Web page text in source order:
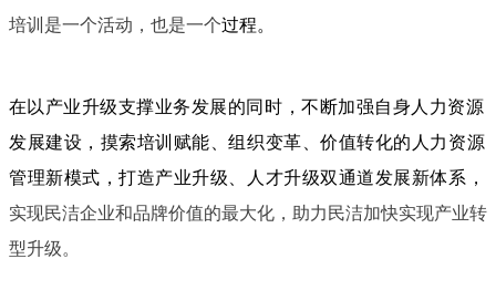
培训是一个活动，也是一个过程。
在 以产业升级支撑业务发展的同时，不断加强自身人力资源
发展建设，摸索培训赋能、组织变革、价值转化的人力资源
管理新模式，打造产业升级、人才升级双通道发展新体系，
实现民洁企业和品牌价值的最大化，助力民洁加快实现产业转
型升级。